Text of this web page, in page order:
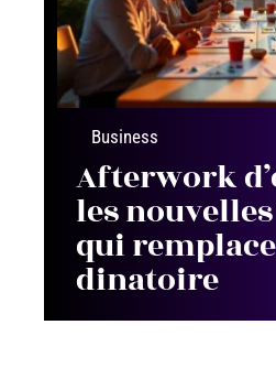
Business
Afterwork
les
qui
dinatoire